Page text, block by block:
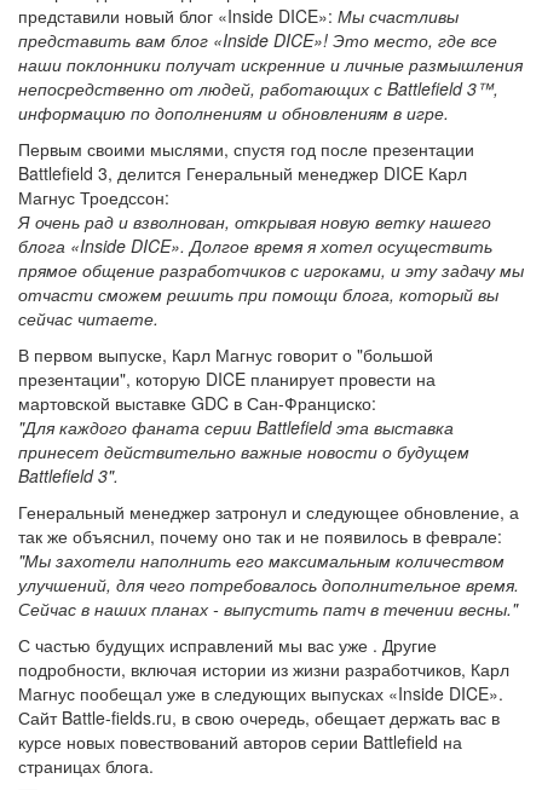
представили новый блог «Inside DICE»: Мы счастливы
представить вам блог «Inside DICE»! Это место, где все
наши поклонники получат искренние и личные размышления
непосредственно от людей, работающих с Battlefield 3™,
информацию по дополнениям и обновлениям в игре.
Первым своими мыслями, спустя год после презентации
Battlefield 3, делится Генеральный менеджер DICE Карл
Магнус Троедссон:
Я очень рад и взволнован, открывая новую ветку нашего
блога «Inside DICE». Долгое время я хотел осуществить
прямое общение разработчиков с игроками, и эту задачу мы
отчасти сможем решить при помощи блога, который вы
сейчас читаете.
В первом выпуске, Карл Магнус говорит о "большой
презентации", которую DICE планирует провести на
мартовской выставке GDC в Сан-Франциско:
"Для каждого фаната серии Battlefield эта выставка
принесет действительно важные новости о будущем
Battlefield 3".
Генеральный менеджер затронул и следующее обновление, а
так же объяснил, почему оно так и не появилось в феврале:
"Мы захотели наполнить его максимальным количеством
улучшений, для чего потребовалось дополнительное время.
Сейчас в наших планах - выпустить патч в течении весны."
С частью будущих исправлений мы вас уже . Другие
подробности, включая истории из жизни разработчиков, Карл
Магнус пообещал уже в следующих выпусках «Inside DICE».
Сайт Battle-fields.ru, в свою очередь, обещает держать вас в
курсе новых повествований авторов серии Battlefield на
страницах блога.